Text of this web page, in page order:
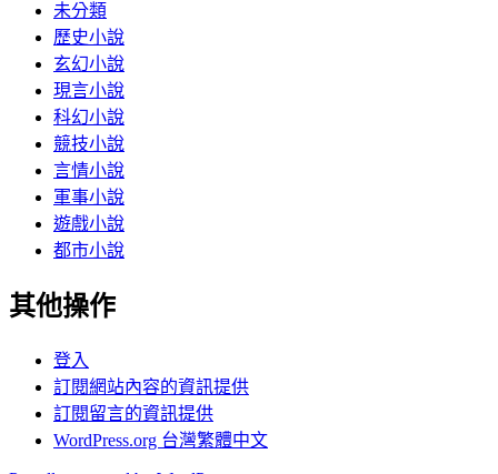
未分類
歷史小說
玄幻小說
現言小說
科幻小說
競技小說
言情小說
軍事小說
遊戲小說
都市小說
其他操作
登入
訂閱網站內容的資訊提供
訂閱留言的資訊提供
WordPress.org 台灣繁體中文